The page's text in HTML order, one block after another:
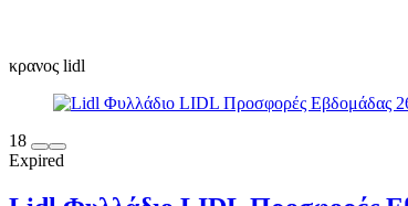
κρανος lidl
18
Expired